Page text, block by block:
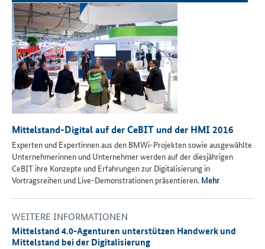
Mittelstand-Digital auf der CeBIT und der HMI 2016
Experten und Expertinnen aus den BMWi-Projekten sowie ausgewählte
Unternehmerinnen und Unternehmer werden auf der diesjährigen
CeBIT ihre Konzepte und Erfahrungen zur Digitalisierung in
Vortragsreihen und Live-Demonstrationen präsentieren. Mehr
WEITERE INFORMATIONEN
Mittelstand 4.0-Agenturen unterstützen Handwerk und
Mittelstand bei der Digitalisierung